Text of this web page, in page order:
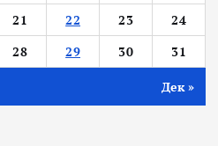
21 22 23
24
28 29 30 31
Дек »